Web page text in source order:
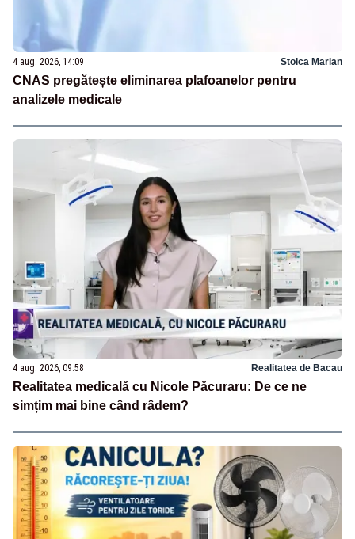
4 aug. 2026, 14:09 Stoica Marian
CNAS pregătește eliminarea plafoanelor pentru
analizele medicale
4 aug. 2026, 09:58 Realitatea de Bacau
Realitatea medicală cu Nicole Păcuraru: De ce ne
simțim mai bine când râdem?